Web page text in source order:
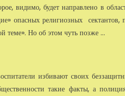
видимо, будет направлено в
опасных религиозных сектантов,
теме». Но об этом чуть позже …
избивают своих
такие факты, а